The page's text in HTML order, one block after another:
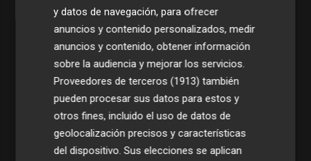
y datos de navegación, para ofrecer
anuncios y contenido personalizados, medir
anuncios y contenido, obtener información
sobre la audiencia y mejorar los servicios.
Proveedores de terceros (1913) también
pueden procesar sus datos para estos y
otros fines, incluido el uso de datos de
geolocalización precisos y características
del dispositivo. Sus elecciones se aplican